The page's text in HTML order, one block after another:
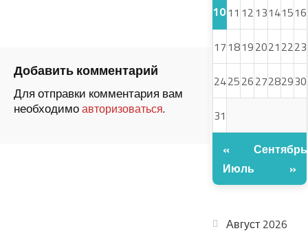
Добавить комментарий
Для отправки комментария вам
необходимоавторизоваться.
1011 1213141516
1718192021 2223
24252627282930
31
«
Июль
Сентябрь
»
Август 2026